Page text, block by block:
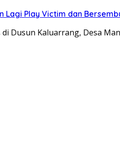
Play Victim dan
Dusun Kaluarrang, Desa